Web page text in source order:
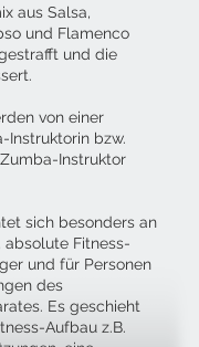
aus Salsa,
und Flamenco
und die
von einer
Instruktorin bzw.
Instruktor
sich besonders an
absolute Fitness-
und für Personen
des
Es geschieht
Aufbau z.B.